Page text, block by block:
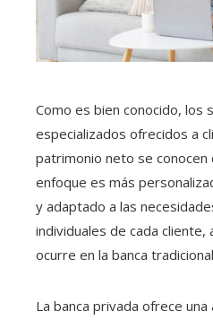
Como es bien conocido, los
especializados ofrecidos a
patrimonio neto se conocen
enfoque es más
y adaptado a las
individuales de cada cliente,
ocurre en la banca
La banca privada ofrece una